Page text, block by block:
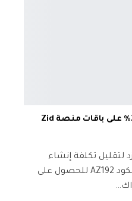
تكلفة إنشاء
متجرك الإلكتروني، استخدم الكود AZ192 للحصول على